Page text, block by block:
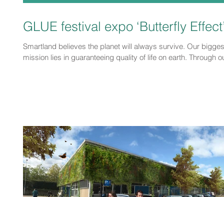
GLUE festival expo ‘Butterfly
Smartland believes the planet will always survive. Our
mission lies in guaranteeing quality of life on earth. Through